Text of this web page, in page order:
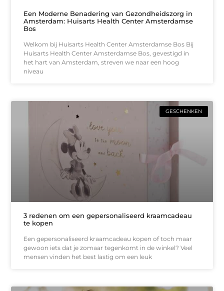
Een Moderne Benadering van Gezondheidszorg in
Amsterdam: Huisarts Health Center Amsterdamse
Bos
Welkom bij Huisarts Health Center Amsterdamse Bos Bij
Huisarts Health Center Amsterdamse Bos, gevestigd in
het hart van Amsterdam, streven we naar een hoog
niveau
GESCHENKEN
3 redenen om een gepersonaliseerd kraamcadeau
te kopen
Een gepersonaliseerd kraamcadeau kopen of toch maar
gewoon iets dat je zomaar tegenkomt in de winkel? Veel
mensen vinden het best lastig om een leuk